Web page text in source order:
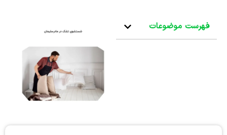
فهرست موضوعات